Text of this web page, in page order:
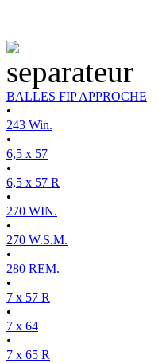
BALLES FIP APPROCHE
•
243 Win.
•
6,5 x 57
•
6,5 x 57 R
•
270 WIN.
•
270 W.S.M.
•
280 REM.
•
7 x 57 R
•
7 x 64
•
7 x 65 R